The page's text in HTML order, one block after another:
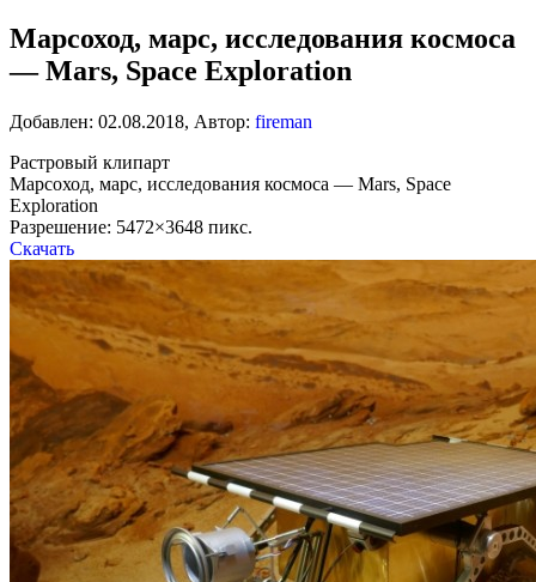
Марсоход, марс, исследования космоса
— Mars, Space Exploration
Добавлен: 02.08.2018, Автор: fireman
Растровый клипарт
Марсоход, марс, исследования космоса — Mars, Space
Exploration
Разрешение: 5472×3648 пикс.
Скачать